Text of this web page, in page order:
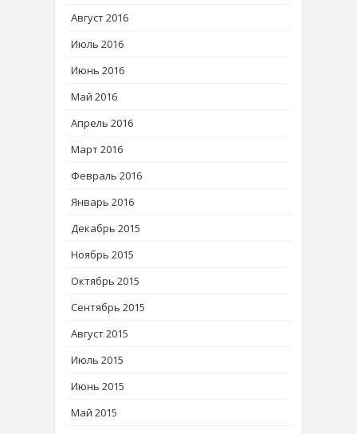
Август 2016
Июль 2016
Июнь 2016
Май 2016
Апрель 2016
Март 2016
Февраль 2016
Январь 2016
Декабрь 2015
Ноябрь 2015
Октябрь 2015
Сентябрь 2015
Август 2015
Июль 2015
Июнь 2015
Май 2015